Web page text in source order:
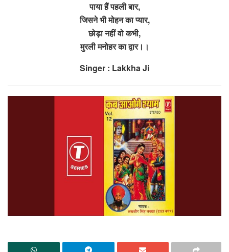
पाया हैं पहली बार,
जिसने भी मोहन का प्यार,
छोड़ा नहीं वो कभी,
मुरली मनोहर का द्वार।।
Singer : Lakkha Ji